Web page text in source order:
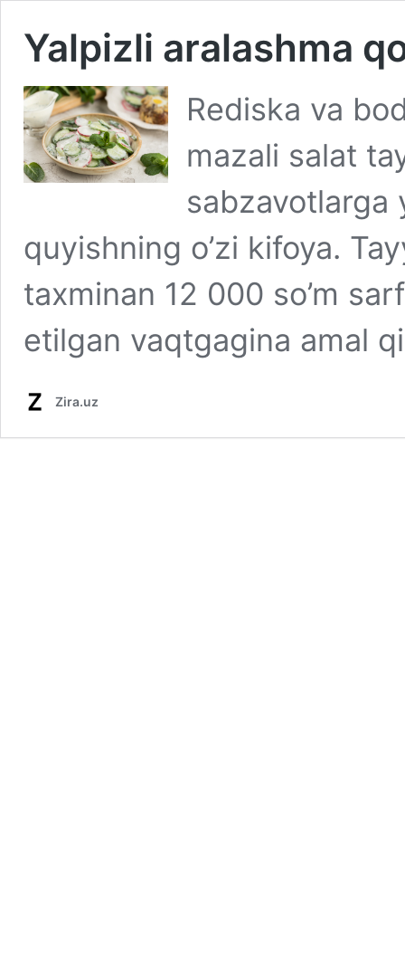
Yalpizli aralashma
Rediska va
mazali salat
sabzavotlarga
quyishning o’zi kifoya.
taxminan 12 000 so’m
etilgan vaqtgagina amal
Zira.uz